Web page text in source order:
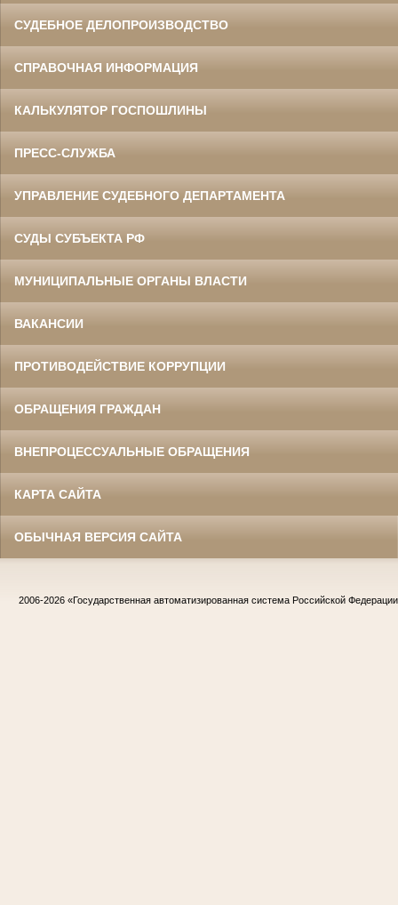
СУДЕБНОЕ ДЕЛОПРОИЗВОДСТВО
СПРАВОЧНАЯ ИНФОРМАЦИЯ
КАЛЬКУЛЯТОР ГОСПОШЛИНЫ
ПРЕСС-СЛУЖБА
УПРАВЛЕНИЕ СУДЕБНОГО ДЕПАРТАМЕНТА
СУДЫ СУБЪЕКТА РФ
МУНИЦИПАЛЬНЫЕ ОРГАНЫ ВЛАСТИ
ВАКАНСИИ
ПРОТИВОДЕЙСТВИЕ КОРРУПЦИИ
ОБРАЩЕНИЯ ГРАЖДАН
ВНЕПРОЦЕССУАЛЬНЫЕ ОБРАЩЕНИЯ
КАРТА САЙТА
ОБЫЧНАЯ ВЕРСИЯ САЙТА
2006-2026 «Государственная автоматизированная система Российской